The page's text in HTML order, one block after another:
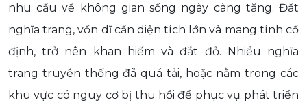
nhu cầu về không gian sống ngày càng tăng. Đất
nghĩa trang, vốn dĩ cần diện tích lớn và mang tính cố
định, trở nên khan hiếm và đắt đỏ. Nhiều nghĩa
trang truyền thống đã quá tải, hoặc nằm trong các
khu vực có nguy cơ bị thu hồi để phục vụ phát triển